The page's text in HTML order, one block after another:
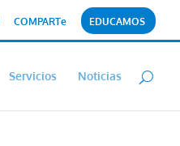
COMPARTe EDUCAMOS
Servicios Noticias